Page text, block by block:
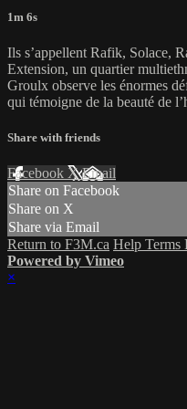
1m 6s
Ils s’appellent Rafik, Solace,
Extension, un quartier
Groulx observe les énormes
qui témoigne de la beauté de
Share with friends
Facebook XEmail
Share on Facebook
Share on X
Share via Email
Return to F3M.ca Help Terms
Powered by Vimeo
×